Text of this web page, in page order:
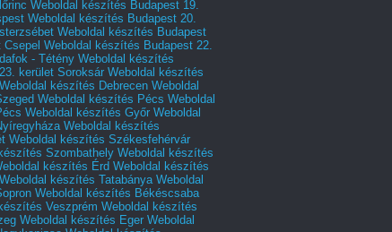
Weboldal készítés Budapest 19.
Weboldal készítés Budapest 20.
Weboldal készítés Budapest
Csepel Weboldal készítés Budapest 22.
- Tétény Weboldal készítés
kerület Soroksár Weboldal készítés
Weboldal készítés Debrecen Weboldal
Weboldal készítés Pécs Weboldal
Weboldal készítés Győr Weboldal
Weboldal készítés
Weboldal készítés Székesfehérvár
Szombathely Weboldal készítés
készítés Érd Weboldal készítés
Weboldal készítés Tatabánya Weboldal
Weboldal készítés Békéscsaba
Veszprém Weboldal készítés
Weboldal készítés Eger Weboldal